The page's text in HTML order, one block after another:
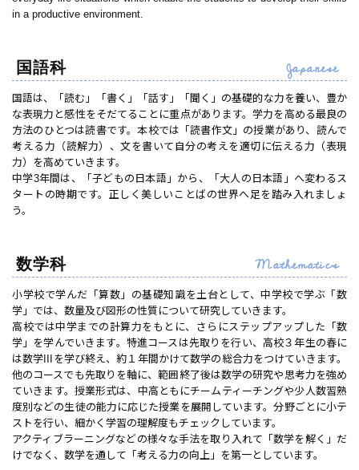
in a productive environment.
国語科 Japanese
国語は、「読む」「書く」「話す」「聞く」の基礎的な力を養い、豊か
な表現力と感性をそだてることに重点があります。学力を高める最良の
方法のひとつは読書です。本校では「読書作文」の授業があり、読んで
考える力（読解力）、文を書いて自分の考えを適切に伝える力（表現
力）を高めていきます。
中学3年間は、「子どもの日本語」から、「大人の日本語」へ変わるス
タートの時期です。正しく美しいことばの世界へ足を踏み入れましょ
う。
数学科 Mathematics
小学校で学んだ「算数」の基礎知識を土台として、中学校で学ぶ「数
学」では、数量及び図形の性質について研究していきます。
高校では中学までの計算力をもとに、さらにステップアップした「数
学」を学んでいきます。特進コースは先取りを行い、高校３年生の春に
は数学IIIを学び終え、約１年間かけて数学の総合力をつけていきます。
他のコースでも先取りを軸に、範囲終了後は数学の研究や思考力を強め
ていきます。授業形式は、中高ともにチームティーチングや少人数習熟
度別などの生徒の能力に応じた授業を展開しています。分野ごとに小テ
ストを行い、細かく学習の理解度もチェックしています。
アクティブラーニングなどの様々な手法を取り入れて「数学を解く」だ
けでなく、数学を通して「考える力の向上」を第一としています。